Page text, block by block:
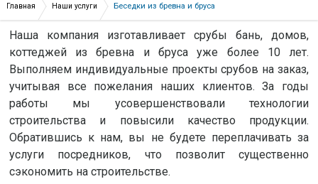
Главная Наши услуги Беседки из бревна и бруса
Наша компания изготавливает срубы бань, домов,
коттеджей из бревна и бруса уже более 10 лет.
Выполняем индивидуальные проекты срубов на заказ,
учитывая все пожелания наших клиентов. За годы
работы мы усовершенствовали технологии
строительства и повысили качество продукции.
Обратившись к нам, вы не будете переплачивать за
услуги посредников, что позволит существенно
сэкономить на строительстве.